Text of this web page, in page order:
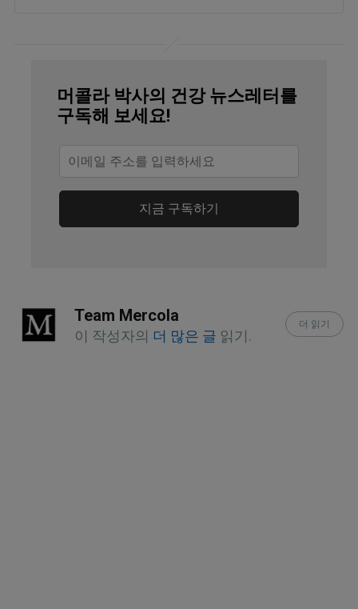
Coordination”
Feb;46(2):381-397
Am J Clin Nutr. 2021 Sep
25;115(1):128-141
3483-3494
머콜라 박사의 건강 뉴스레터를
구독해 보세요!
지금 구독하기
Team Mercola
이 작성자의 더 많은 글 읽기.
더 읽기